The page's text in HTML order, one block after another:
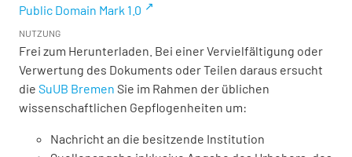
Public Domain Mark 1.0
NUTZUNG
Frei zum Herunterladen. Bei einer Vervielfältigung oder
Verwertung des Dokuments oder Teilen daraus ersucht
die SuUB Bremen Sie im Rahmen der üblichen
wissenschaftlichen Gepflogenheiten um:
Nachricht an die besitzende Institution